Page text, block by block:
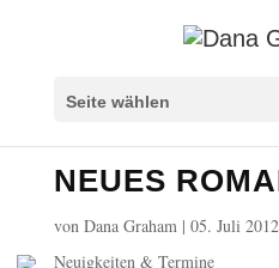
Seite wählen
NEUES
von Dana Graham| 05. Juli 2012
Neuigkeiten & Termine
Überschriften markieren
settings
zoom_out Herauszoomen
zoom_in Vergrößern
Schrift